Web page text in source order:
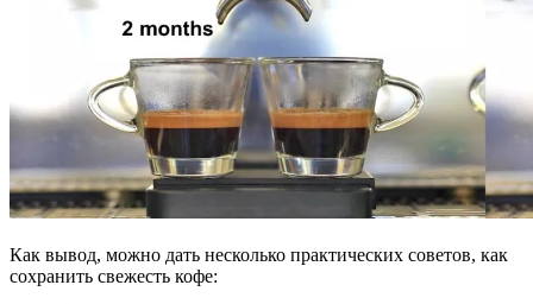
Как вывод, можно дать несколько практических советов, как
сохранить свежесть кофе: